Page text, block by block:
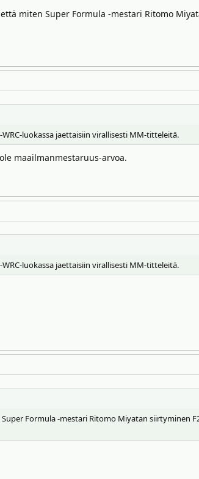
miten Super Formula -mestari Ritomo
luokassa jaettaisiin virallisesti MM-titteleitä.
maailmanmestaruus-arvoa.
luokassa jaettaisiin virallisesti MM-titteleitä.
Formula -mestari Ritomo Miyatan siirtyminen